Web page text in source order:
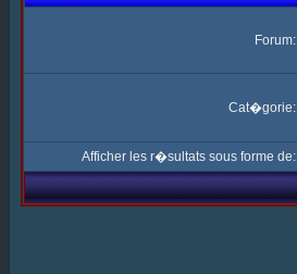
Forum:
Cat�gorie:
Afficher les r�sultats sous forme de: